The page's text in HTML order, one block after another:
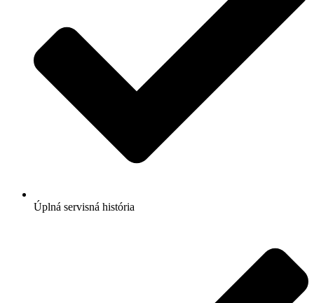
Úplná servisná história